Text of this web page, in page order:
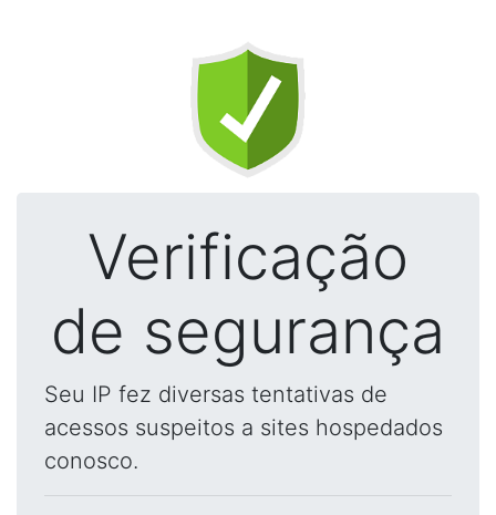
Verificação
de segurança
Seu IP fez diversas tentativas de
acessos suspeitos a sites hospedados
conosco.